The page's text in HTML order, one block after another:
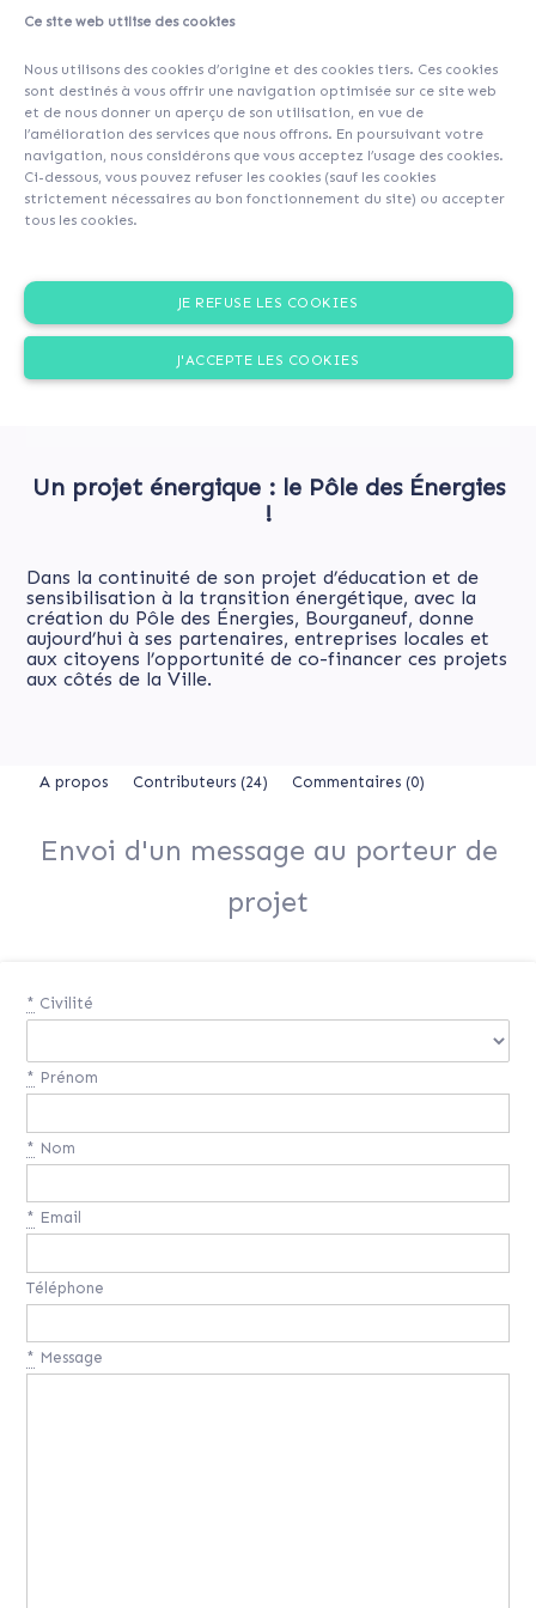
Ce site web utilise des cookies
Nous utilisons des cookies d’origine et des cookies tiers. Ces cookies
sont destinés à vous offrir une navigation optimisée sur ce site web
et de nous donner un aperçu de son utilisation, en vue de
l’amélioration des services que nous offrons. En poursuivant votre
navigation, nous considérons que vous acceptez l’usage des cookies.
Ci-dessous, vous pouvez refuser les cookies (sauf les cookies
strictement nécessaires au bon fonctionnement du site) ou accepter
tous les cookies.
JE REFUSE LES COOKIES
J'ACCEPTE LES COOKIES
Un projet énergique : le Pôle des Énergies
!
Dans la continuité de son projet d’éducation et de
sensibilisation à la transition énergétique, avec la
création du Pôle des Énergies, Bourganeuf, donne
aujourd’hui à ses partenaires, entreprises locales et
aux citoyens l’opportunité de co-financer ces projets
aux côtés de la Ville.
A propos Contributeurs (24) Commentaires (0)
Envoi d'un message au porteur de
projet
* Civilité
* Prénom
* Nom
* Email
Téléphone
* Message